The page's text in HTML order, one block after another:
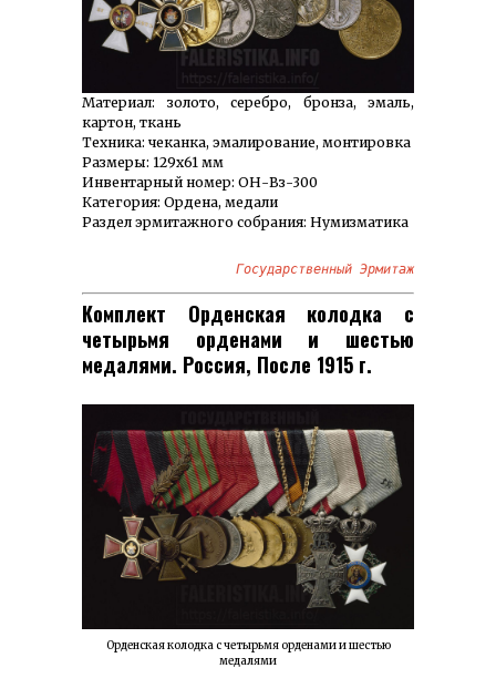
Материал: золото, серебро, бронза, эмаль,
картон, ткань
Техника: чеканка, эмалирование, монтировка
Размеры: 129х61 мм
Инвентарный номер: ОН-Вз-300
Категория: Ордена, медали
Раздел эрмитажного собрания: Нумизматика
Государственный Эрмитаж
Комплект Орденская колодка с
четырьмя орденами и шестью
медалями. Россия, После 1915 г.
Орденская колодка с четырьмя орденами и шестью
медалями